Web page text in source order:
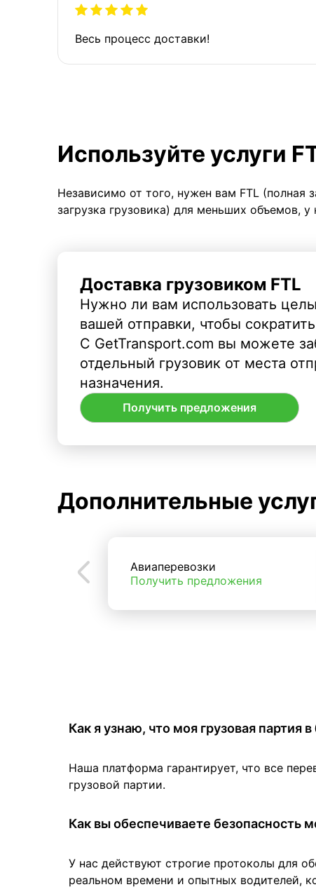
Весь процесс доставки!
Используйте услуги
Независимо от того, нужен вам FTL (полная
загрузка грузовика) для меньших объемов,
Доставка грузовиком FTL
Нужно ли вам использовать
вашей отправки, чтобы
С GetTransport.com вы можете
отдельный грузовик от места
назначения.
Получить предложения
Дополнительные
Авиаперевозки
Получить предложения
Как я узнаю, что моя грузовая партия
Наша платформа гарантирует, что все
грузовой партии.
Как вы обеспечиваете безопасность
У нас действуют строгие протоколы для
реальном времени и опытных водителей,